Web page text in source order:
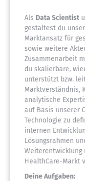
Als Data Scientist
gestaltest du
Marktansatz für
sowie weitere
Zusammenarbeit
du skalierbare,
unterstützt bzw.
Marktverständnis,
analytische
auf Basis unserer
Technologie zu
internen
Lösungsrahmen
Weiterentwicklung
HealthCare-Markt
Deine Aufgaben: